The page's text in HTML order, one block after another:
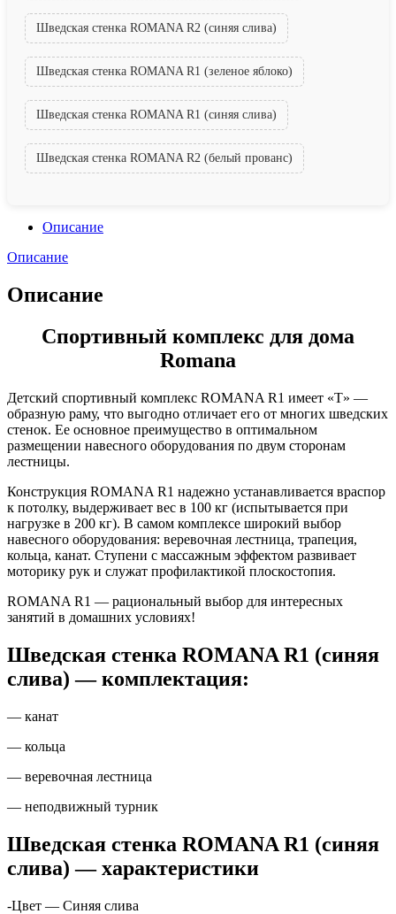
Шведская стенка ROMANA R2 (синяя слива)
Шведская стенка ROMANA R1 (зеленое яблоко)
Шведская стенка ROMANA R1 (синяя слива)
Шведская стенка ROMANA R2 (белый прованс)
Описание
Описание
Описание
Спортивный комплекс для дома
Romana
Детский спортивный комплекс ROMANA R1 имеет «Т» —
образную раму, что выгодно отличает его от многих шведских
стенок. Ее основное преимущество в оптимальном
размещении навесного оборудования по двум сторонам
лестницы.
Конструкция ROMANA R1 надежно устанавливается враспор
к потолку, выдерживает вес в 100 кг (испытывается при
нагрузке в 200 кг). В самом комплексе широкий выбор
навесного оборудования: веревочная лестница, трапеция,
кольца, канат. Ступени с массажным эффектом развивает
моторику рук и служат профилактикой плоскостопия.
ROMANA R1 — рациональный выбор для интересных
занятий в домашних условиях!
Шведская стенка ROMANA R1 (синяя
слива) — комплектация:
— канат
— кольца
— веревочная лестница
— неподвижный турник
Шведская стенка ROMANA R1 (синяя
слива) — характеристики
-Цвет — Синяя слива